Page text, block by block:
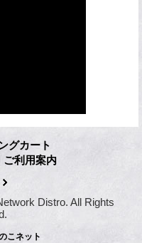
グカート
ご利用案内
Distro. All Rights
こネット